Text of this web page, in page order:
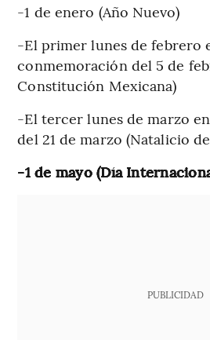
-1 de enero (Año Nuevo)
-El primer lunes de febrero
conmemoración del 5 de
Constitución Mexicana)
-El tercer lunes de marzo
del 21 de marzo (Natalicio
-1 de mayo (Día
PUBLICIDAD